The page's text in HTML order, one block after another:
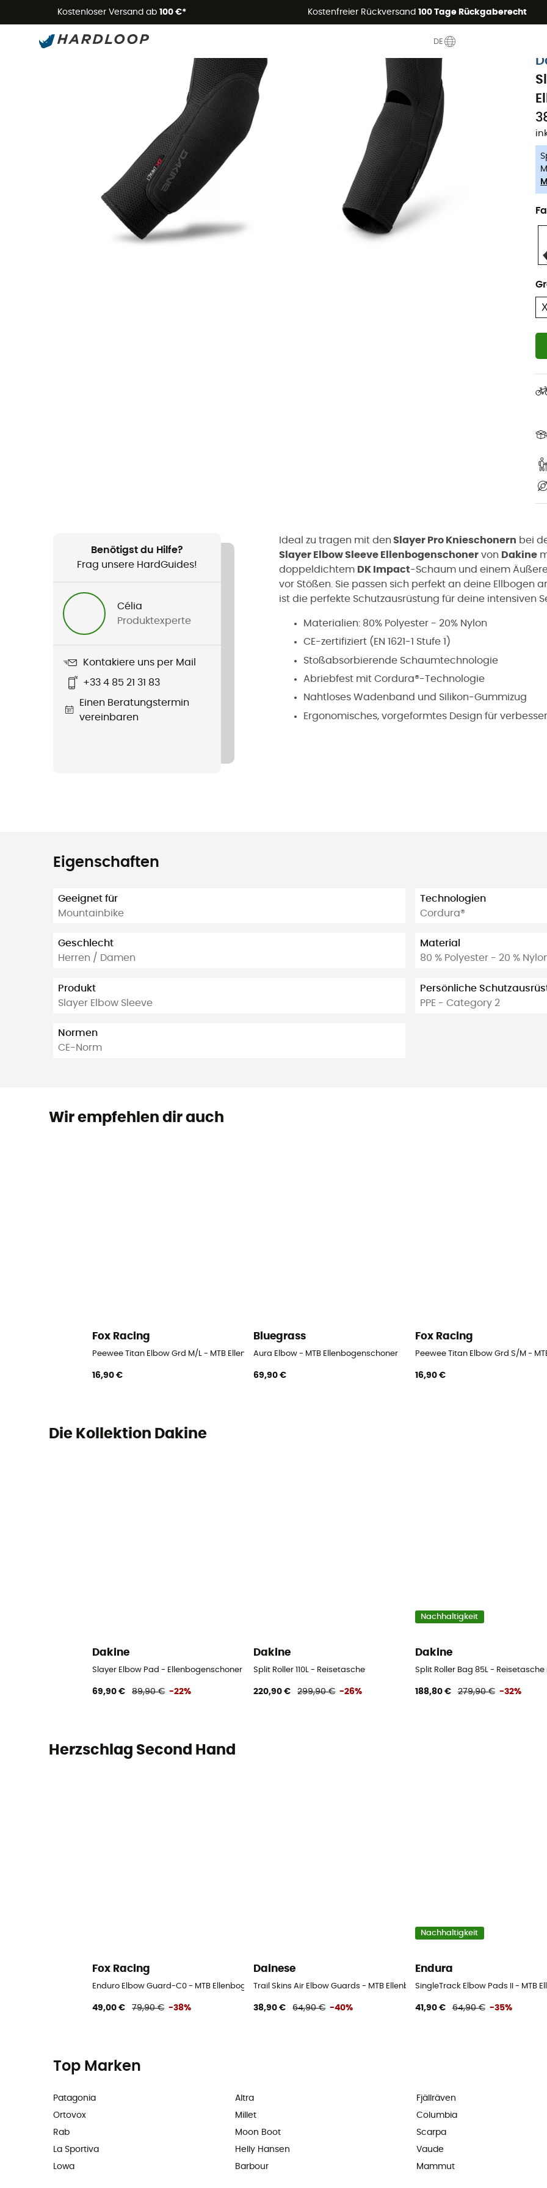
Kostenloser Versand ab 100 €* Kostenfreier Rückversand 100 Tage Rückgaberecht
DE
Sommerangebote🔥 -5% EXTRA ab 2 Produkten* Code Summer5
-5% Extra - Code Summer5
Benötigst du Hilfe?
Frag unsere HardGuides!
Célia
Produktexperte
Kontakiere uns per Mail
+33 4 85 21 31 83
Einen Beratungstermin
vereinbaren
Ideal zu tragen mit den Slayer Pro Knieschonern bei
Slayer Elbow Sleeve Ellenbogenschoner von Dakine
doppeldichtem DK Impact-Schaum und einem
vor Stößen. Sie passen sich perfekt an deine Ellbogen
ist die perfekte Schutzausrüstung für deine intensiven
Materialien: 80% Polyester - 20% Nylon
CE-zertifiziert (EN 1621-1 Stufe 1)
Stoßabsorbierende Schaumtechnologie
Abriebfest mit Cordura®-Technologie
Nahtloses Wadenband und Silikon-Gummizug
Ergonomisches, vorgeformtes Design für
Eigenschaften
Geeignet für
Mountainbike
Geschlecht
Herren / Damen
Produkt
Slayer Elbow Sleeve
Normen
CE-Norm
Technologien
Cordura®
Material
80 % Polyester - 20 %
Persönliche
PPE - Category 2
Wir empfehlen dir auch
Fox Racing
Peewee Titan Elbow Grd M/L - MTB Ellenbogenschoner
16,90 €
Bluegrass
Aura Elbow - MTB Ellenbogenschoner
69,90 €
Fox Racing
Peewee Titan Elbow Grd S/M -
16,90 €
Die Kollektion Dakine
Dakine
Slayer Elbow Pad - Ellenbogenschoner
69,90 € 89,90 € -22%
Dakine
Split Roller 110L - Reisetasche
220,90 € 299,90 € -26%
Nachhaltigkeit
Dakine
Split Roller Bag 85L - Reisetasche
188,80 € 279,90 € -32%
Herzschlag Second Hand
Fox Racing
Enduro Elbow Guard-C0 - MTB Ellenbogenschoner
49,00 € 79,90 € -38%
Dainese
Trail Skins Air Elbow Guards - MTB Ellenbogenschoner
38,90 € 64,90 € -40%
Nachhaltigkeit
Endura
SingleTrack Elbow Pads II - MTB
41,90 € 64,90 € -35%
Top Marken
Patagonia
Ortovox
Rab
La Sportiva
Lowa
Altra
Millet
Moon Boot
Helly Hansen
Barbour
Fjällräven
Columbia
Scarpa
Vaude
Mammut